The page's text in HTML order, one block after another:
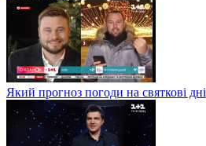
Який прогноз погоди на святкові дні